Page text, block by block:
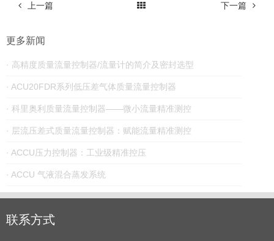
上一篇 下一篇
更多新闻
· 高精度质量流量控制器/流量计的简介及密封选型
· ACU20FDR系列低压差气体质量流量控制器
· 科里奥利质量流量控制器——微小流量精准测控
· 层流压差式质量流量控制器：赋能流量精准测控
· ACCU压力控制器：工业级精准控压
· ACCU 气液混合蒸发系统
联系方式